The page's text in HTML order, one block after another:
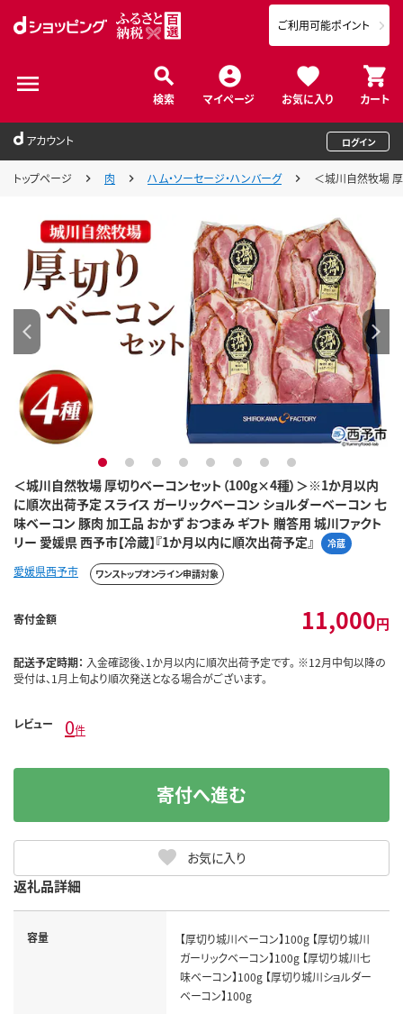
検索 マイページ お気に入り カート
ご利用可能ポイント
アカウント ログイン
トップページ 肉 ハム・ソーセージ・ハンバーグ ＜城川自然牧場
＜城川自然牧場 厚切りベーコンセット（100g×4種）＞※1か月以内
に順次出荷予定 スライス ガーリックベーコン ショルダーベーコン 七
味ベーコン 豚肉 加工品 おかず おつまみ ギフト 贈答用 城川ファクト
リー 愛媛県 西予市【冷蔵】『1か月以内に順次出荷予定』
冷蔵
1 2 3 4 5 6 7 8
愛媛県西予市 ワンストップオンライン申請対象
寄付金額 11,000円
配送予定時期： 入金確認後、1か月以内に順次出荷予定です。 ※12月中旬以降の
受付は、1月上旬より順次発送となる場合がございます。
レビュー 0件
お気に入り
寄付へ進む
返礼品詳細
容量
【厚切り城川ベーコン】100g 【厚切り城川
ガーリックベーコン】100g 【厚切り城川七
味ベーコン】100g 【厚切り城川ショルダー
ベーコン】100g